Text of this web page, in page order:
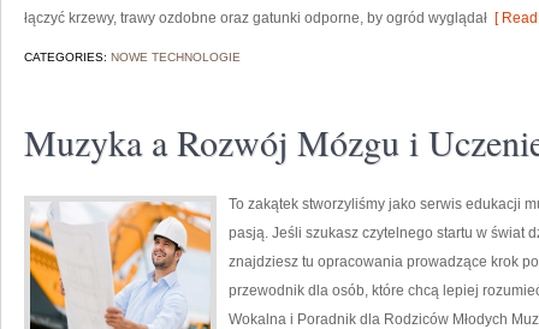
łączyć krzewy, trawy ozdobne oraz gatunki odporne, by ogród wyglądał [
CATEGORIES: NOWE TECHNOLOGIE
Muzyka a Rozwój Mózgu i
To zakątek stworzyliśmy jako serwis edukacji
pasją. Jeśli szukasz czytelnego startu w świat
znajdziesz tu opracowania prowadzące krok
przewodnik dla osób, które chcą lepiej
Wokalna i Poradnik dla Rodziców Młodych